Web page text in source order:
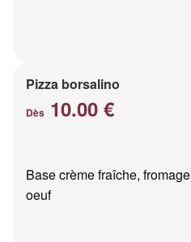
Pizza borsalino
Dès 10.00 €
Base crème fraîche,
oeuf